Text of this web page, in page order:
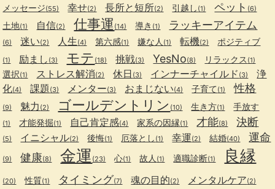
メッセージ(55) 幸せ(2) 長所と短所(2) 引越し (1) ペット (6)
土地(1) 自信(2) 仕事運 (14) 導き (1) ラッキーアイテム
(6) 迷い(2) 人生(4) 第六感(1) 嫌な人 (1) 転機(2) ポジティブ
(1) 励まし (3) モテ (18) 挑戦(3) YesNo(8) リラックス (1)
選択(1) ストレス解消(2) 休日 (3) インナーチャイルド (3)
浄
化(4) 課題(3) メンター(3) おまじない(4) 子育て(1) 性格
(9) 魅力 (2) ゴールデントリン (10) 生き方(1) 手放す
(1) 才能発掘(1) 自己肯定感(4) 家系の因縁(1) 才能(8) 決断
(5) イニシャル(2) 後悔(1) 厄落とし (1) 幸運(2) 結婚(40) 運命
(9) 健康(8) 金運 (23) 心(1) 故人 (1) 適職診断(1) 良縁
(20) 性質(1) タイミング(7) 魂の目的(2) メンタルケア(2)